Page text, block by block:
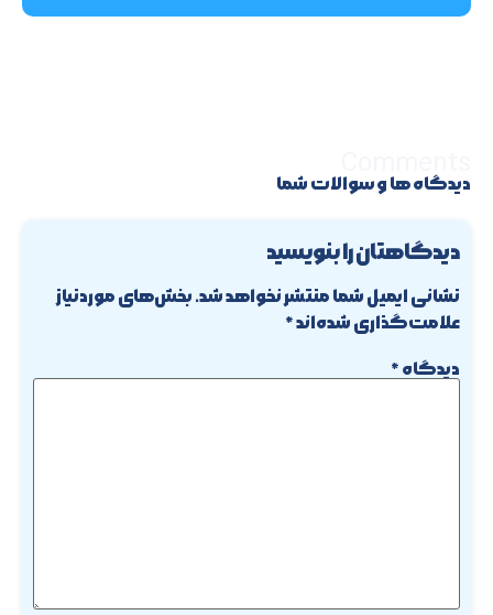
دیدگاه ها و سوالات شما
دیدگاهتان را بنویسید
نشانی ایمیل شما منتشر نخواهد شد.بخش‌های موردنیاز
علامت‌گذاری شده‌اند*
دیدگاه*